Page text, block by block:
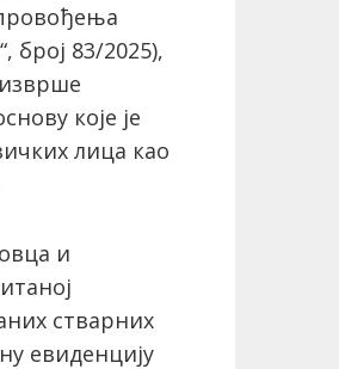
број 83/2025),
које је
лица као
и
стварних
евиденцију